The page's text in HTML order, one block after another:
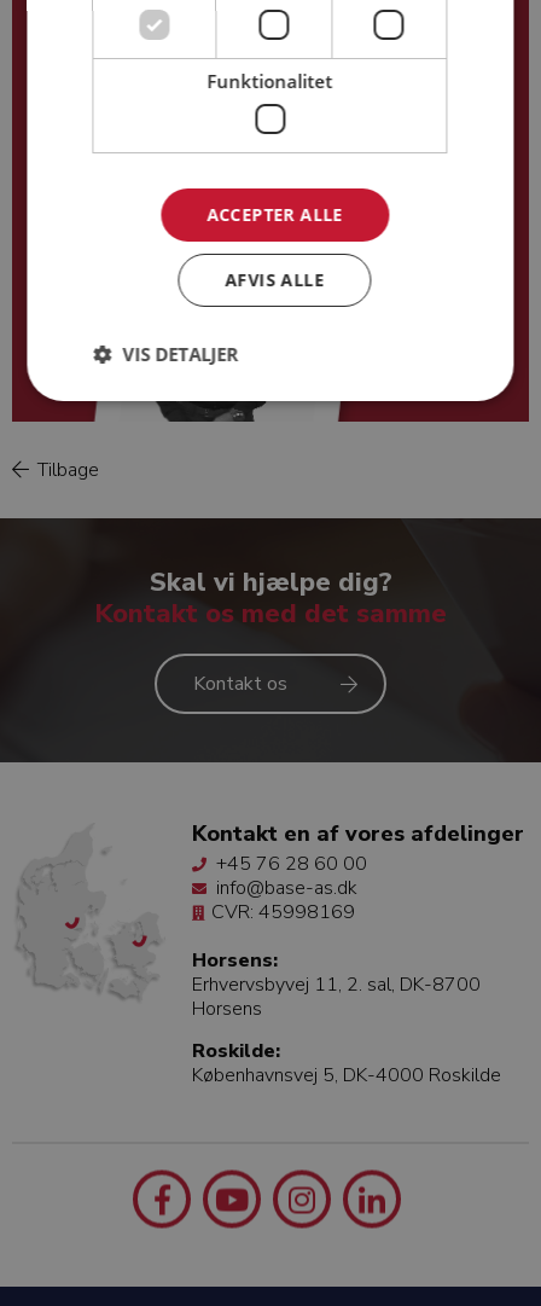
Klaus Rønslev
Tilbage
Skal vi hjælpe dig?
Kontakt os med det samme
Kontakt os
Kontakt en af vores afdelinger
+45 76 28 60 00
info@base-as.dk
CVR: 45998169
Horsens:
Erhvervsbyvej 11, 2. sal, DK-8700
Horsens
Roskilde:
Københavnsvej 5, DK-4000 Roskilde
Funktionalitet
ACCEPTER ALLE
AFVIS ALLE
VIS DETALJER